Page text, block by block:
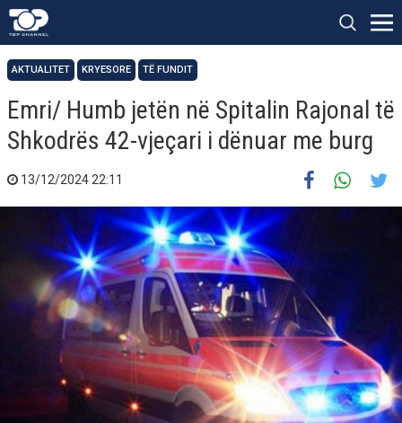
AKTUALITET KRYESORE TË FUNDIT
Emri/ Humb jetën në Spitalin Rajonal të
Shkodrës 42-vjeçari i dënuar me burg
13/12/2024 22:11